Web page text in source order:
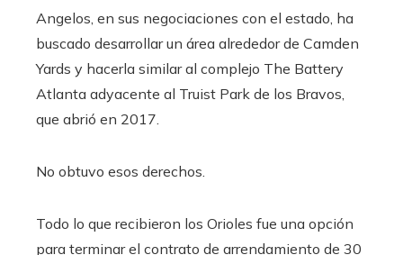
Angelos, en sus negociaciones con el estado, ha
buscado desarrollar un área alrededor de Camden
Yards y hacerla similar al complejo The Battery
Atlanta adyacente al Truist Park de los Bravos,
que abrió en 2017.
No obtuvo esos derechos.
Todo lo que recibieron los Orioles fue una opción
para terminar el contrato de arrendamiento de 30